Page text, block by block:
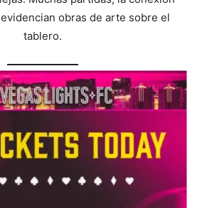
obras de arte sobre el
tablero.